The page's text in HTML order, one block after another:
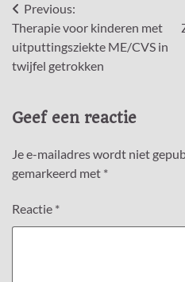
Bericht
navigatie
Previous:
Therapie voor kinderen met
uitputtingsziekte ME/CVS in
twijfel getrokken
Geef een reactie
Je e-mailadres wordt niet
gemarkeerd met *
Reactie *